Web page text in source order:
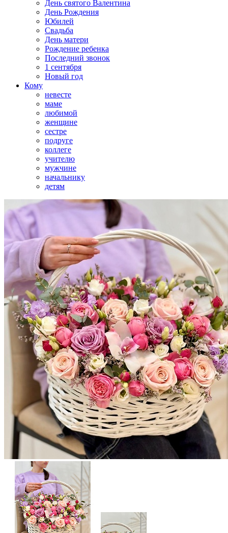
День святого Валентина
День Рождения
Юбилей
Свадьба
День матери
Рождение ребенка
Последний звонок
1 сентября
Новый год
Кому
невесте
маме
любимой
женщине
сестре
подруге
коллеге
учителю
мужчине
начальнику
детям